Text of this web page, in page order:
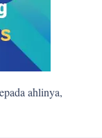
ahlinya,